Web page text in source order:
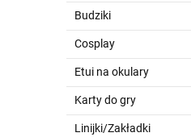
Budziki
Cosplay
Etui na okulary
Karty do gry
Linijki/Zakładki